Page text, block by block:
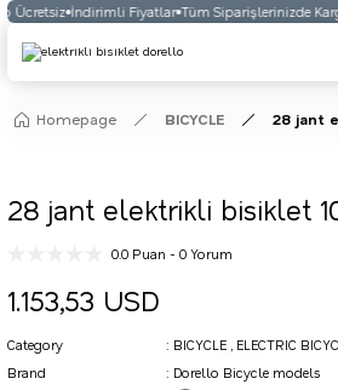
Ücretsiz İndirimli Fiyatlar Tüm Siparişlerinizde
Homepage BICYCLE 28 jant
28 jant elektrikli bisiklet
0.0 Puan - 0 Yorum
1.153,53 USD
Category BICYCLE , ELECTRIC
Brand
Dorello Bicycle models